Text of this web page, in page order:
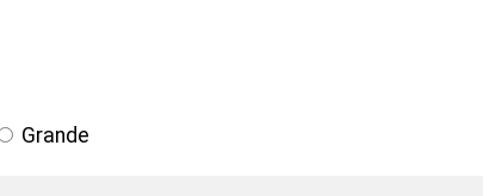
Grande